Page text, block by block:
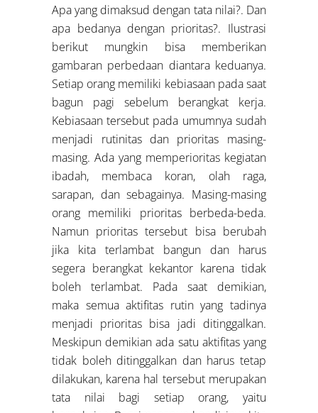
Apa yang dimaksud dengan tata nilai?. Dan
apa bedanya dengan prioritas?. Ilustrasi
berikut mungkin bisa memberikan
gambaran perbedaan diantara keduanya.
Setiap orang memiliki kebiasaan pada saat
bagun pagi sebelum berangkat kerja.
Kebiasaan tersebut pada umumnya sudah
menjadi rutinitas dan prioritas masing-
masing. Ada yang memperioritas kegiatan
ibadah, membaca koran, olah raga,
sarapan, dan sebagainya. Masing-masing
orang memiliki prioritas berbeda-beda.
Namun prioritas tersebut bisa berubah
jika kita terlambat bangun dan harus
segera berangkat kekantor karena tidak
boleh terlambat. Pada saat demikian,
maka semua aktifitas rutin yang tadinya
menjadi prioritas bisa jadi ditinggalkan.
Meskipun demikian ada satu aktifitas yang
tidak boleh ditinggalkan dan harus tetap
dilakukan, karena hal tersebut merupakan
tata nilai bagi setiap orang, yaitu